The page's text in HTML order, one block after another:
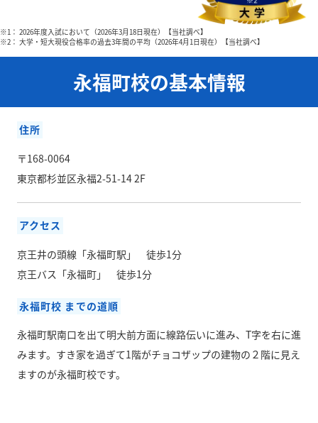
※1： 2026年度入試において（2026年3月18日現在）【当社調べ】
※2： 大学・短大現役合格率の過去3年間の平均（2026年4月1日現在）【当社調べ】
永福町校の基本情報
住所
〒168-0064
東京都杉並区永福2-51-14 2F
アクセス
京王井の頭線「永福町駅」 徒歩1分
京王バス「永福町」 徒歩1分
永福町校 までの道順
永福町駅南口を出て明大前方面に線路伝いに進み、T字を右に進
みます。すき家を過ぎて1階がチョコザップの建物の２階に見え
ますのが永福町校です。